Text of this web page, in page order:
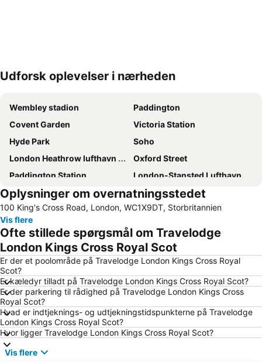
Udvid kort
Udforsk oplevelser i nærheden
Wembley stadion
Paddington
Covent Garden
Victoria Station
Hyde Park
Soho
London Heathrow lufthavn (LHR)
Oxford Street
Paddington Station
London-Stansted Lufthavn
Kensington
London Gatwick Airport
Liverpool Street Station
Piccadilly Circus
Camden Town
Emirates Stadium
Bloomsbury
Notting Hill
Big Ben
Bayswater
Tottenham Hotspur Stadium
Kings Cross
Tottenham
Mayfair
Earls Court
London Bridge
Wembley
King's Cross Station
Shoreditch
Oplysninger om overnatningsstedet
100 King's Cross Road, London, WC1X9DT, Storbritannien
Vis flere
Ofte stillede spørgsmål om Travelodge
London Kings Cross Royal Scot
Er der et poolområde på Travelodge London Kings Cross Royal
Scot?
Er kæledyr tilladt på Travelodge London Kings Cross Royal Scot?
Er der parkering til rådighed på Travelodge London Kings Cross
Royal Scot?
Hvad er indtjeknings- og udtjekningstidspunkterne på Travelodge
London Kings Cross Royal Scot?
Hvor ligger Travelodge London Kings Cross Royal Scot?
Vis flere